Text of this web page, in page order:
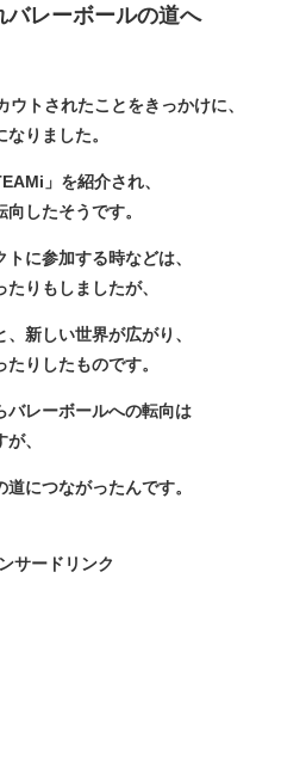
バレーボールの道へ
ウトされたことをきっかけに、
なりました。
」を紹介され、
したそうです。
に参加する時などは、
りもしましたが、
新しい世界が広がり、
りしたものです。
バレーボールへの転向は
、
につながったんです。
サードリンク